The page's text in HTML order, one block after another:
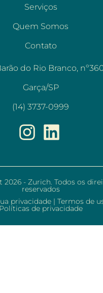
Serviços
Quem Somos
Contato
do Rio Branco,
Garça/SP
(14) 3737-0999
2026 - Zurich. Todos os
reservados
privacidade | Termos de
Políticas de privacidade